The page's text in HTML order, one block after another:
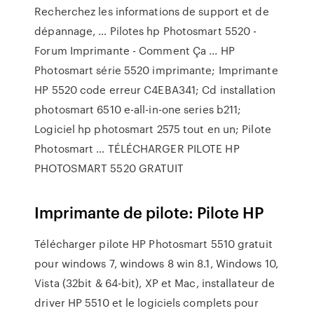
Recherchez les informations de support et de
dépannage, … Pilotes hp Photosmart 5520 -
Forum Imprimante - Comment Ça ... HP
Photosmart série 5520 imprimante; Imprimante
HP 5520 code erreur C4EBA341; Cd installation
photosmart 6510 e-all-in-one series b211;
Logiciel hp photosmart 2575 tout en un; Pilote
Photosmart … TÉLÉCHARGER PILOTE HP
PHOTOSMART 5520 GRATUIT
Imprimante de pilote: Pilote HP
Télécharger pilote HP Photosmart 5510 gratuit
pour windows 7, windows 8 win 8.1, Windows 10,
Vista (32bit & 64-bit), XP et Mac, installateur de
driver HP 5510 et le logiciels complets pour